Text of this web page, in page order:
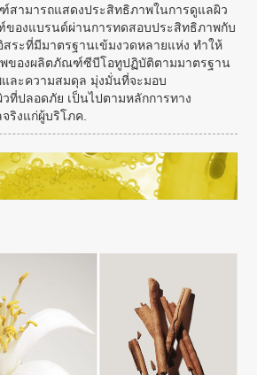
สามารถแสดงประสิทธิภาพในการดูแลผิว
ของแบรนด์ผ่านการทดสอบประสิทธิภาพกับ
สระที่มีมาตรฐานเข้มงวดหลายแห่ง ทำให้
ของผลิตภัณฑ์ซีบีโอทูปฏิบัติตามมาตรฐาน
ละความสมดุล มุ่งมั่นที่จะมอบ
ที่ปลอดภัย เป็นไปตามหลักการทาง
ริงแก่ผู้บริโภค.